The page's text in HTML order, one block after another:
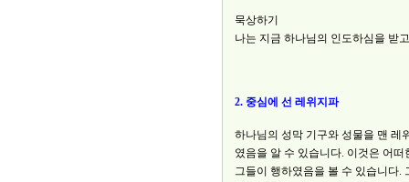
묵상하기
나는 지금 하나님의 인도하심을 받
2. 중심에 선 레위지파
하나님의 성막 기구와 성물을 맨 레
였음을 알 수 있습니다. 이것은 어
그들이 행하였음을 볼 수 있습니다.